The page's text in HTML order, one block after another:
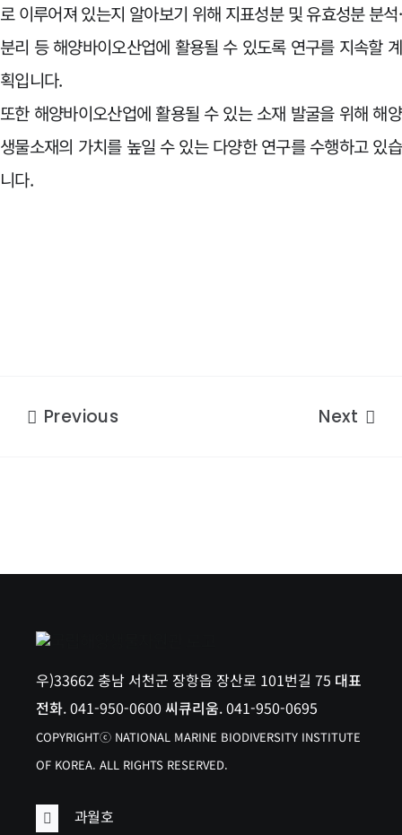
로 이루어져 있는지 알아보기 위해 지표성분 및 유효성분 분석·
분리 등 해양바이오산업에 활용될 수 있도록 연구를 지속할 계
획입니다.
또한 해양바이오산업에 활용될 수 있는 소재 발굴을 위해 해양
생물소재의 가치를 높일 수 있는 다양한 연구를 수행하고 있습
니다.
Previous Next
우)33662 충남 서천군 장항읍 장산로 101번길 75 대표
전화. 041-950-0600 씨큐리움. 041-950-0695
COPYRIGHTⓒ NATIONAL MARINE BIODIVERSITY INSTITUTE
OF KOREA. ALL RIGHTS RESERVED.
과월호